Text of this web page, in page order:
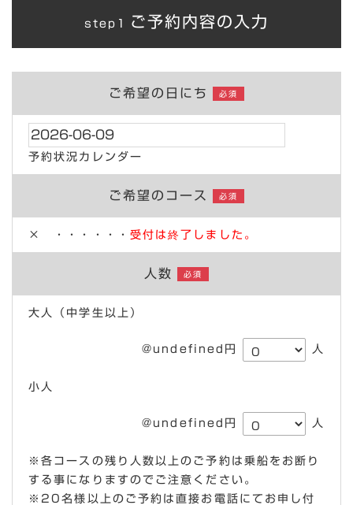
step1 ご予約内容の入力
ご希望の日にち 必須
予約状況カレンダー
ご希望のコース 必須
× ・・・・・・ 受付は終了しました。
人数 必須
大人（中学生以上）
@undefined円 人
小人
@undefined円 人
※各コースの残り人数以上のご予約は乗船をお断り
する事になりますのでご注意ください。
※20名様以上のご予約は直接お電話にてお申し付